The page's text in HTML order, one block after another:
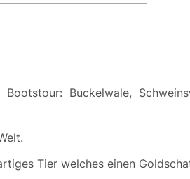
Buckelwale,
Tier welches einen